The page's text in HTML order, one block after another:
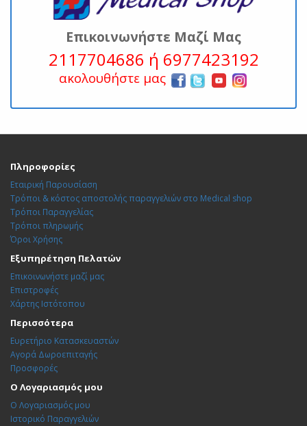
Επικοινωνήστε Μαζί Μας
2117704686 ή 6977423192
ακολουθήστε μας
Πληροφορίες
Εταιρική Παρουσίαση
Τρόποι & κόστος αποστολής παραγγελιών στο Medical shop
Τρόποι Παραγγελίας
Τρόποι πληρωμής
Όροι Χρήσης
Εξυπηρέτηση Πελατών
Επικοινωνήστε μαζί μας
Επιστροφές
Χάρτης Ιστότοπου
Περισσότερα
Ευρετήριο Κατασκευαστών
Αγορά Δωροεπιταγής
Προσφορές
Ο Λογαριασμός μου
Ο Λογαριασμός μου
Ιστορικό Παραγγελιών